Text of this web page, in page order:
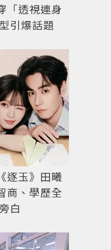
地段「聖水洞」開設
「透視連身
引爆話題
逐玉》田曦
商、學歷全
白